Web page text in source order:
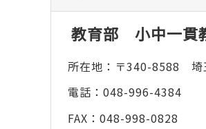
教育部 小中一貫
所在地：〒340-8588 埼
電話：048-996-4384
FAX：048-998-0828